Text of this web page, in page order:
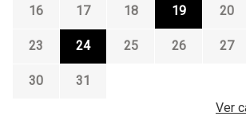
16 17 18 19 20
23 24 25 26 27
30
31
Ver